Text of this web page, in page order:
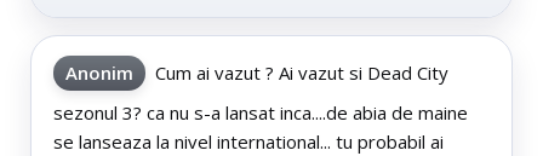
Anonim
Cum ai vazut ? Ai vazut si Dead City
sezonul 3? ca nu s-a lansat inca....de abia de maine
se lanseaza la nivel international... tu probabil ai